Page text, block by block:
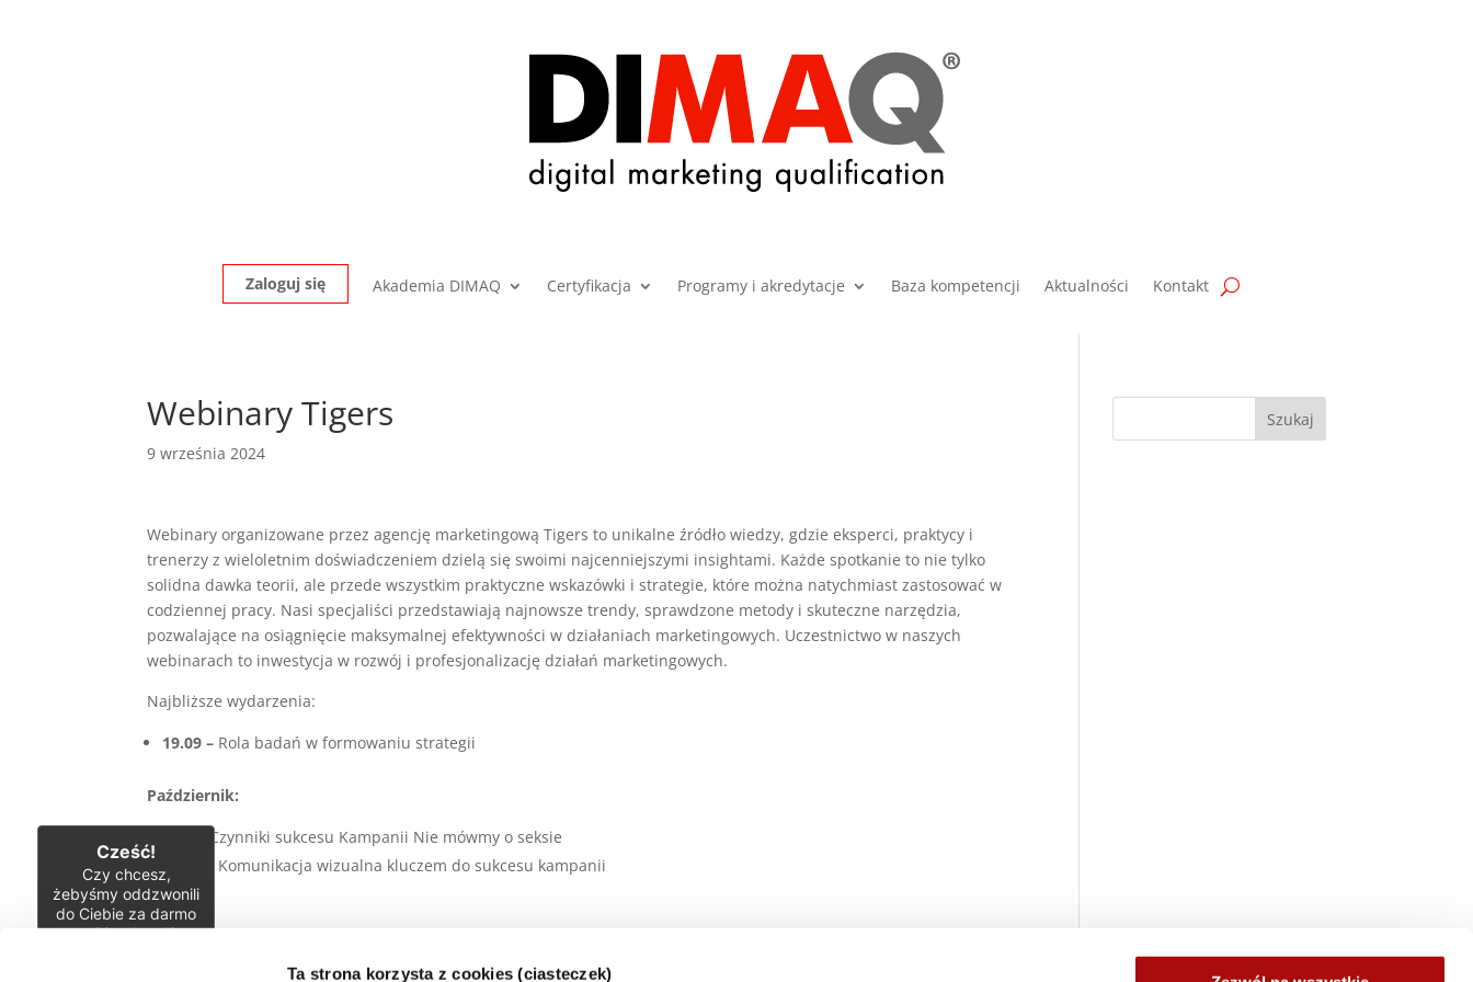
Ta strona korzysta z cookies (ciasteczek)
Zaloguj się Akademia DIMAQ Certyfikacja Programy i akredytacje Baza kompetencji Aktualności Kontakt
Webinary Tigers
9 września 2024
Webinary organizowane przez agencję marketingową Tigers to unikalne źródło wiedzy, gdzie eksperci, praktycy i
trenerzy z wieloletnim doświadczeniem dzielą się swoimi najcenniejszymi insightami. Każde spotkanie to nie tylko
solidna dawka teorii, ale przede wszystkim praktyczne wskazówki i strategie, które można natychmiast zastosować w
codziennej pracy. Nasi specjaliści przedstawiają najnowsze trendy, sprawdzone metody i skuteczne narzędzia,
pozwalające na osiągnięcie maksymalnej efektywności w działaniach marketingowych. Uczestnictwo w naszych
webinarach to inwestycja w rozwój i profesjonalizację działań marketingowych.
Najbliższe wydarzenia:
19.09 – Rola badań w formowaniu strategii
Październik:
Czynniki sukcesu Kampanii Nie mówmy o seksie
Komunikacja wizualna kluczem do sukcesu kampanii
Cześć!
Czy chcesz,
żebyśmy oddzwonili
do Ciebie za darmo
w28sekund?